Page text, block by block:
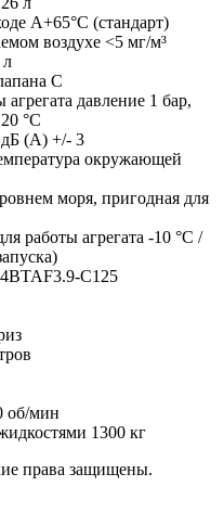
A+65°C (стандарт)
воздухе <5 мг/м³
л
C
давление 1 бар,
°C
(A) +/- 3
окружающей
моря, пригодная для
работы агрегата -10 °C /
C125
об/мин
1300 кг
права защищены.